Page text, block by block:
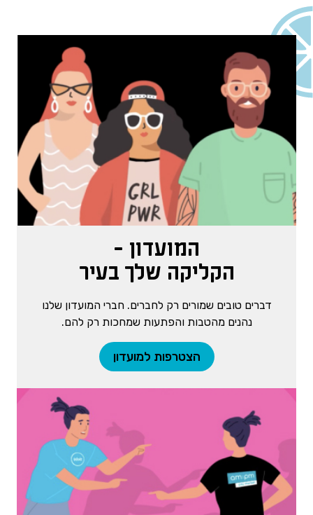
המועדון -
הקליקה שלך בעיר
דברים טובים שמורים רק לחברים. חברי המועדון שלנו
נהנים מהטבות והפתעות שמחכות רק להם.
הצטרפות למועדון